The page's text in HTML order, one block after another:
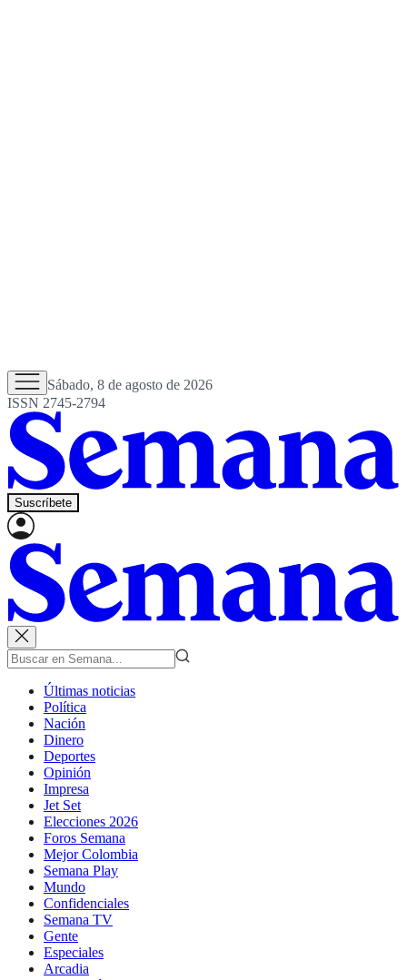
Sábado, 8 de agosto de 2026
ISSN 2745-2794
Suscríbete
Últimas noticias
Política
Nación
Dinero
Deportes
Opinión
Impresa
Jet Set
Elecciones 2026
Foros Semana
Mejor Colombia
Semana Play
Mundo
Confidenciales
Semana TV
Gente
Especiales
Arcadia